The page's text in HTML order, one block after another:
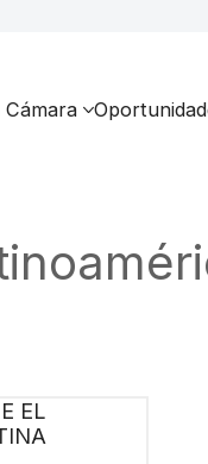
Cámara
EL